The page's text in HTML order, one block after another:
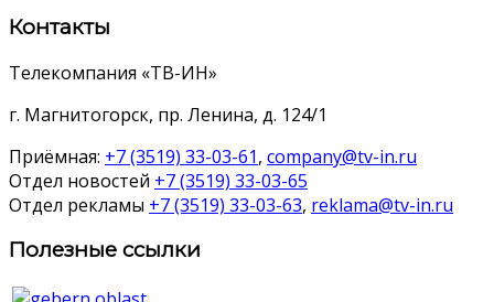
Контакты
Телекомпания «ТВ-ИН»
г. Магнитогорск, пр. Ленина, д. 124/1
Приёмная: +7 (3519) 33-03-61, company@tv-in.ru
Отдел новостей +7 (3519) 33-03-65
Отдел рекламы +7 (3519) 33-03-63, reklama@tv-in.ru
Полезные ссылки